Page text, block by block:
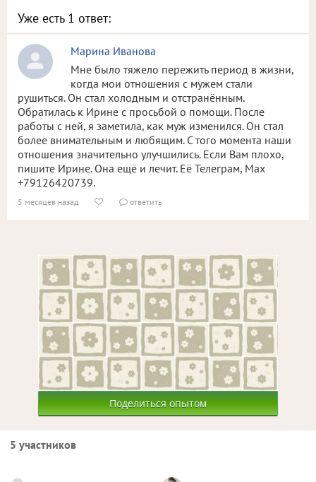
Уже есть 1 ответ:
Марина Иванова
Мне было тяжело пережить период в жизни,
когда мои отношения с мужем стали
рушиться. Он стал холодным и отстранённым.
Обратилась к Ирине с просьбой о помощи. После
работы с ней, я заметила, как муж изменился. Он стал
более внимательным и любящим. С того момента наши
отношения значительно улучшились. Если Вам плохо,
пишите Ирине. Она ещё и лечит. Её Телеграм, Мах
+79126420739.
5 месяцев назад   ответить
Поделиться опытом
5 участников